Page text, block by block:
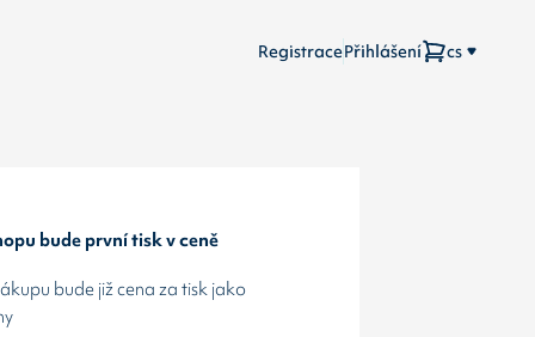
RegistracePřihlášení cs
bude první tisk v ceně
bude již cena za tisk jako